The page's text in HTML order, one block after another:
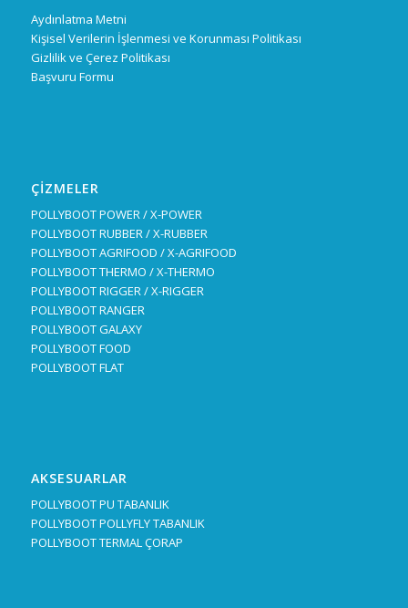
Aydınlatma Metni
Kişisel Verilerin İşlenmesi ve Korunması Politikası
Gizlilik ve Çerez Politikası
Başvuru Formu
ÇİZMELER
POLLYBOOT POWER / X-POWER
POLLYBOOT RUBBER / X-RUBBER
POLLYBOOT AGRIFOOD / X-AGRIFOOD
POLLYBOOT THERMO / X-THERMO
POLLYBOOT RIGGER / X-RIGGER
POLLYBOOT RANGER
POLLYBOOT GALAXY
POLLYBOOT FOOD
POLLYBOOT FLAT
AKSESUARLAR
POLLYBOOT PU TABANLIK
POLLYBOOT POLLYFLY TABANLIK
POLLYBOOT TERMAL ÇORAP